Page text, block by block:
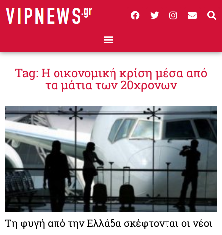
Tag: Η οικονομική κρίση μέσα από
τα μάτια των 20χρονων
Τη φυγή από την Ελλάδα σκέφτονται οι νέοι